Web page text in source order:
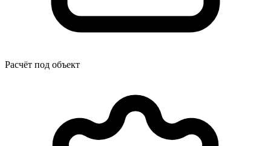
Расчёт под объект